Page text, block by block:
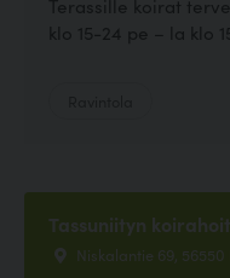
Terassille koirat
klo 15-24 pe – la klo
Tassuniityn
Niskalantie 69,